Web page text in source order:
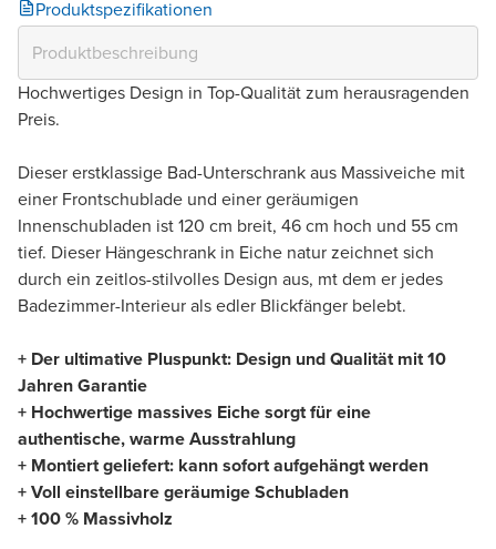
Produktspezifikationen
Hochwertiges Design in Top-Qualität zum herausragenden
Preis.
Dieser erstklassige Bad-Unterschrank aus Massiveiche mit
einer Frontschublade und einer geräumigen
Innenschubladen ist 120 cm breit, 46 cm hoch und 55 cm
tief. Dieser Hängeschrank in Eiche natur zeichnet sich
durch ein zeitlos-stilvolles Design aus, mt dem er jedes
Badezimmer-Interieur als edler Blickfänger belebt.
+ Der ultimative Pluspunkt: Design und Qualität mit 10
Jahren Garantie
+ Hochwertige massives Eiche sorgt für eine
authentische, warme Ausstrahlung
+ Montiert geliefert: kann sofort aufgehängt werden
+ Voll einstellbare geräumige Schubladen
+ 100 % Massivholz